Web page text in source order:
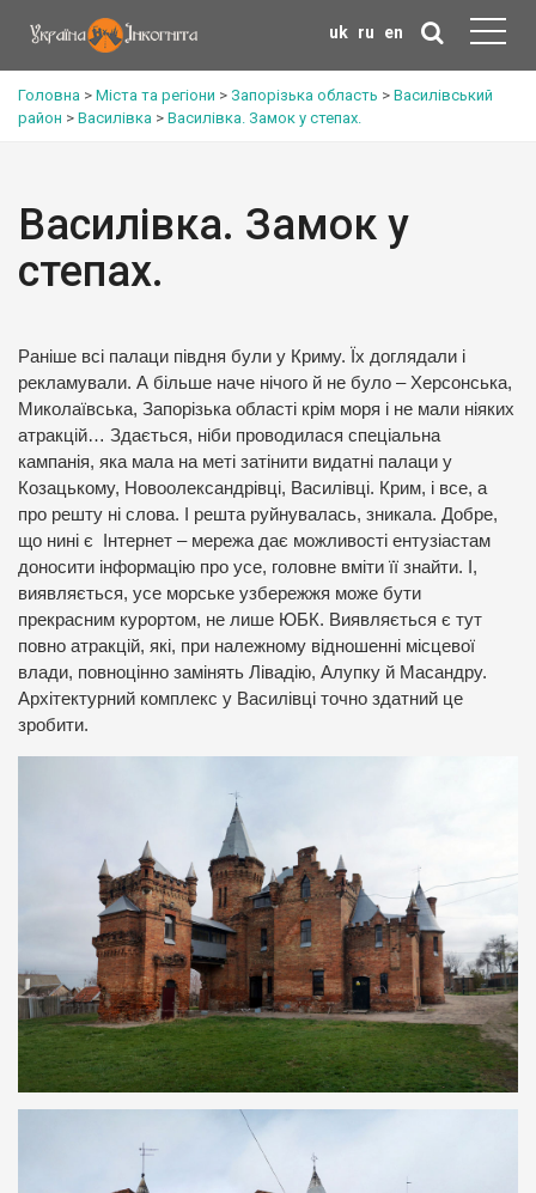
uk ru en
Головна > Міста та регіони > Запорізька область > Василівський
район > Василівка > Василівка. Замок у степах.
Василівка. Замок у
степах.
Раніше всі палаци півдня були у Криму. Їх доглядали і
рекламували. А більше наче нічого й не було – Херсонська,
Миколаївська, Запорізька області крім моря і не мали ніяких
атракцій… Здається, ніби проводилася спеціальна
кампанія, яка мала на меті затінити видатні палаци у
Козацькому, Новоолександрівці, Василівці. Крим, і все, а
про решту ні слова. І решта руйнувалась, зникала. Добре,
що нині є Інтернет – мережа дає можливості ентузіастам
доносити інформацію про усе, головне вміти її знайти. І,
виявляється, усе морське узбережжя може бути
прекрасним курортом, не лише ЮБК. Виявляється є тут
повно атракцій, які, при належному відношенні місцевої
влади, повноцінно замінять Лівадію, Алупку й Масандру.
Архітектурний комплекс у Василівці точно здатний це
зробити.